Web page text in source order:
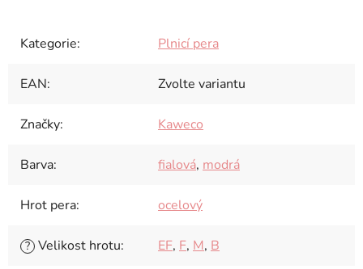
Kategorie: Plnicí pera
EAN: Zvolte variantu
Značky: Kaweco
Barva: fialová, modrá
Hrot pera: ocelový
? Velikost hrotu: EF, F, M, B